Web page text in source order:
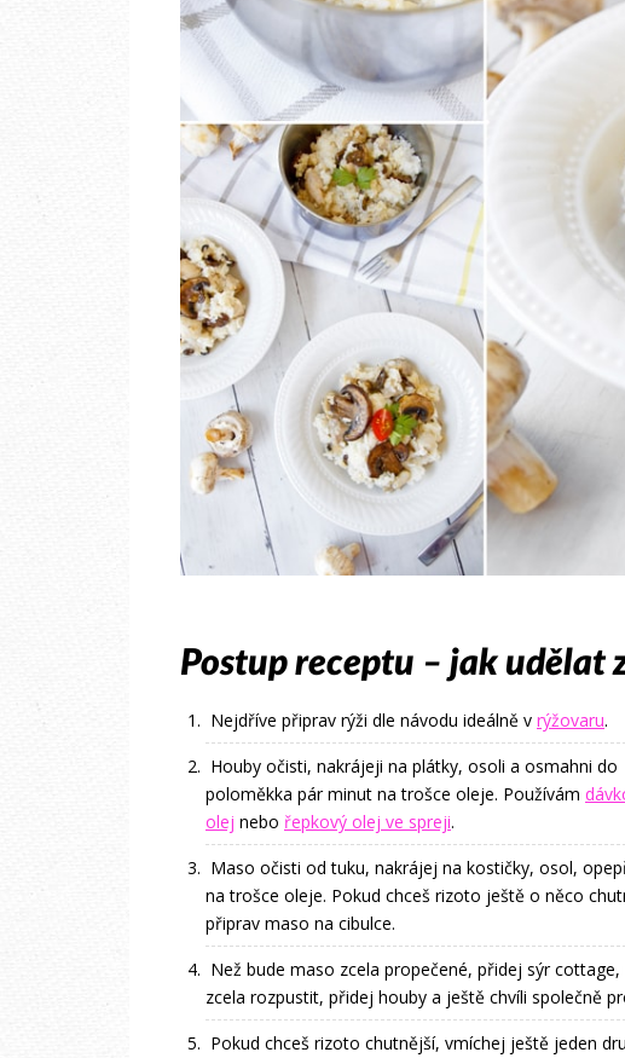
Postup receptu – jak udělat
Nejdříve připrav rýži dle návodu ideálně v rýžovaru.
Houby očisti, nakrájeji na plátky, osoli a osmahni do
poloměkka pár minut na trošce oleje. Používám
olej nebo řepkový olej ve spreji.
Maso očisti od tuku, nakrájej na kostičky, osol,
na trošce oleje. Pokud chceš rizoto ještě o něco
připrav maso na cibulce.
Než bude maso zcela propečené, přidej sýr cottage,
zcela rozpustit, přidej houby a ještě chvíli společně
Pokud chceš rizoto chutnější, vmíchej ještě jeden